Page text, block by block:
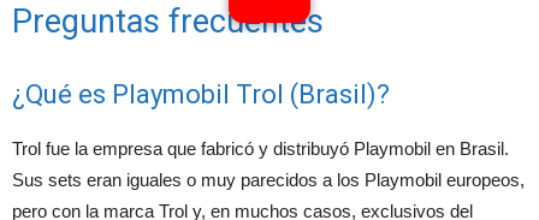
Preguntas frecuentes
¿Qué es Playmobil Trol (Brasil)?
Trol fue la empresa que fabricó y distribuyó Playmobil en Brasil.
Sus sets eran iguales o muy parecidos a los Playmobil europeos,
pero con la marca Trol y, en muchos casos, exclusivos del